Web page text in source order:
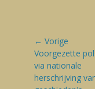
Bericht
navigatie
← Vorige
Vorige
blog:
Voorgezette
via nationale
herschrijving